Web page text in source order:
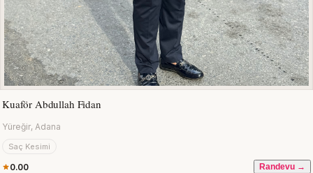
Kuaför Abdullah Fidan
Yüreğir, Adana
Saç Kesimi
0.00 Randevu →